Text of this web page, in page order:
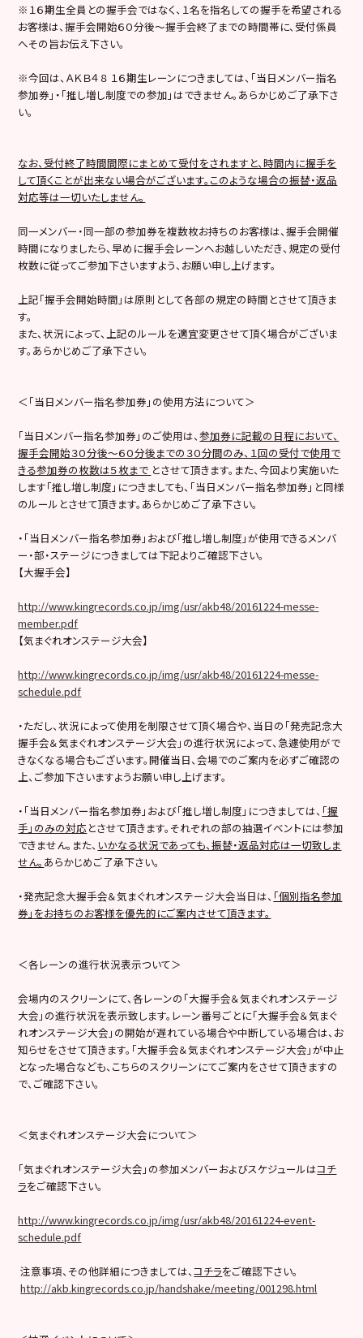
※１６期生全員との握手会ではなく、１名を指名しての握手を希望される
お客様は、握手会開始６０分後〜握手会終了までの時間帯に、受付係員
へその旨お伝え下さい。
※今回は、ＡＫＢ４８ １６期生レーンにつきましては、「当日メンバー指名
参加券」・「推し増し制度での参加」はできません。あらかじめご了承下さ
い。
なお、受付終了時間間際にまとめて受付をされますと、時間内に握手を
して頂くことが出来ない場合がございます。 このような場合の振替・返品
対応等は一切いたしません。
同一メンバー・同一部の参加券を複数枚お持ちのお客様は、握手会開催
時間になりましたら、早めに握手会レーンへお越しいただき、規定の受付
枚数に従ってご参加下さいますよう、お願い申し上げます。
上記「握手会開始時間」は原則として各部の規定の時間とさせて頂きま
す。
また、状況によって、上記のルールを適宜変更させて頂く場合がございま
す。あらかじめご了承下さい。
＜「当日メンバー指名参加券」の使用方法について＞
「当日メンバー指名参加券」のご使用は、参加券に記載の日程において、
握手会開始３０分後〜６０分後までの３０分間のみ、１回の受付で使用で
きる参加券の枚数は５枚まで とさせて頂きます。また、今回より実施いた
します「推し増し制度」につきましても、「当日メンバー指名参加券」と同様
のルールとさせて頂きます。あらかじめご了承下さい。
・「当日メンバー指名参加券」および「推し増し制度」が使用できるメンバ
ー・部・ステージにつきましては下記よりご確認下さい。
【大握手会】
http://www.kingrecords.co.jp/img/usr/akb48/20161224-messe-
member.pdf
【気まぐれオンステージ大会】
http://www.kingrecords.co.jp/img/usr/akb48/20161224-messe-
schedule.pdf
・ただし、状況によって使用を制限させて頂く場合や、当日の「発売記念大
握手会＆気まぐれオンステージ大会」の進行状況によって、急遽使用がで
きなくなる場合もございます。開催当日、会場でのご案内を必ずご確認の
上、ご参加下さいますようお願い申し上げます。
・「当日メンバー指名参加券」および「推し増し制度」につきましては、 「握
手」のみの対応 とさせて頂きます。それぞれの部の抽選イベントには参加
できません。また、 いかなる状況であっても、振替・返品対応は一切致しま
せん。 あらかじめご了承下さい。
・発売記念大握手会＆気まぐれオンステージ大会当日は、 「個別指名参加
券」をお持ちのお客様を優先的にご案内させて頂きます。
＜各レーンの進行状況表示ついて＞
会場内のスクリーンにて、各レーンの「大握手会＆気まぐれオンステージ
大会」の進行状況を表示致します。レーン番号ごとに「大握手会＆気まぐ
れオンステージ大会」の開始が遅れている場合や中断している場合は、お
知らせをさせて頂きます。「大握手会＆気まぐれオンステージ大会」が中止
となった場合なども、こちらのスクリーンにてご案内をさせて頂きますの
で、ご確認下さい。
＜気まぐれオンステージ大会について＞
「気まぐれオンステージ大会」の参加メンバーおよびスケジュールはコチ
ラをご確認下さい。
http://www.kingrecords.co.jp/img/usr/akb48/20161224-event-
schedule.pdf
注意事項、その他詳細につきましては、コチラをご確認下さい。
http://akb.kingrecords.co.jp/handshake/meeting/001298.html